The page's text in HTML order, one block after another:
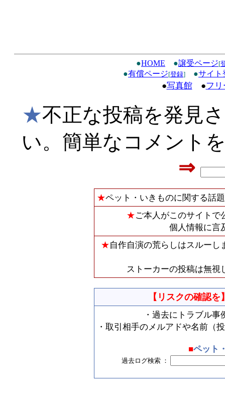
●HOME ●譲受ページ[
●有償ページ[登録] ●サイト
●写真館●フ
★不正な投稿を発見
い。簡単なコメント
⇒
★ペット・いきものに関する話
★ご本人がこのサイトで
個人情報に言
★自作自演の荒らしはスルー
ストーカーの投稿は無視
【リスクの確認を
・過去にトラブル
・取引相手のメルアドや名前（
■ペット
過去ログ検索 ：